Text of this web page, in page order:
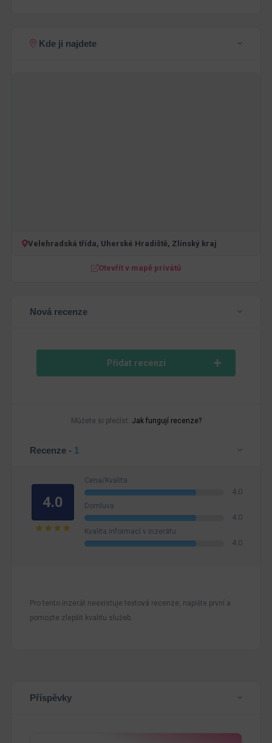
Kde ji najdete
Velehradská třída, Uherské Hradiště, Zlínský kraj
Otevřít v mapě privátů
Nová recenze
Přidat recenzi
Můžete si přečíst: Jak fungují recenze?
Recenze - 1
4.0
Cena/Kvalita
4.0
Domluva
4.0
Kvalita informací v inzerátu
4.0
Pro tento inzerát neexistuje textová recenze, napište první a
pomozte zlepšit kvalitu služeb.
Příspěvky